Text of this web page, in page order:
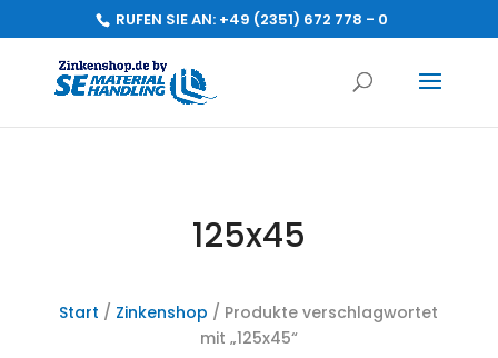
RUFEN SIE AN: +49 (2351) 672 778 - 0
125x45
Start / Zinkenshop / Produkte verschlagwortet
mit „125x45“